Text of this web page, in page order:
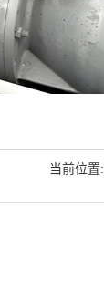
当前位置: